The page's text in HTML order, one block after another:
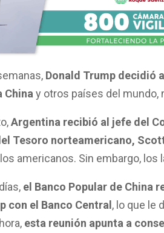
Donald Trump decidió
China y otros países del
Argentina recibió al jefe del
Tesoro norteamericano,
americanos. Sin embargo,
el Banco Popular de China
con el Banco Central, lo que le
esta reunión apunta a